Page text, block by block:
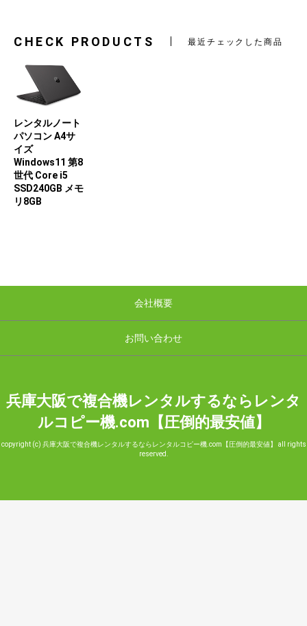
CHECK PRODUCTS 最近チェックした商品
レンタルノート
パソコン A4サ
イズ
Windows11 第8
世代 Core i5
SSD240GB メモ
リ8GB
会社概要
お問い合わせ
兵庫大阪で複合機レンタルするならレンタ
ルコピー機.com【圧倒的最安値】
copyright (c) 兵庫大阪で複合機レンタルするならレンタルコピー機.com【圧倒的最安値】 all rights
reserved.